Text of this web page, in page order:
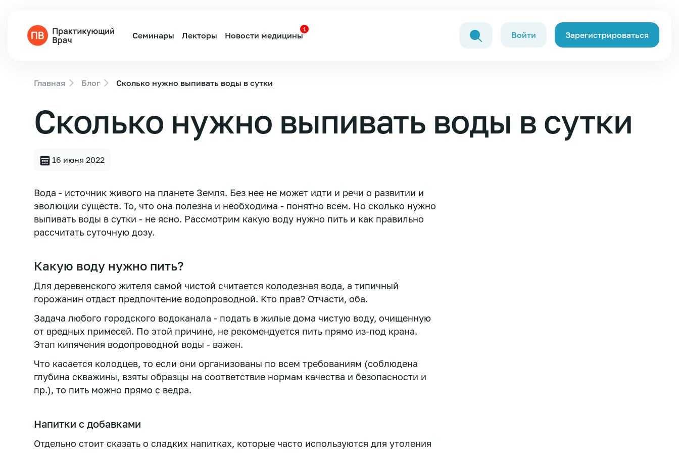
Семинары Лекторы Новости медицины
1
Войти Зарегистрироваться
Главная Блог Сколько нужно выпивать воды в сутки
Сколько нужно выпивать воды в сутки
16 июня 2022
Вода - источник живого на планете Земля. Без нее не может идти и речи о развитии и
эволюции существ. То, что она полезна и необходима - понятно всем. Но сколько нужно
выпивать воды в сутки - не ясно. Рассмотрим какую воду нужно пить и как правильно
рассчитать суточную дозу.
Какую воду нужно пить?
Для деревенского жителя самой чистой считается колодезная вода, а типичный
горожанин отдаст предпочтение водопроводной. Кто прав? Отчасти, оба.
Задача любого городского водоканала - подать в жилые дома чистую воду, очищенную
от вредных примесей. По этой причине, не рекомендуется пить прямо из-под крана.
Этап кипячения водопроводной воды - важен.
Что касается колодцев, то если они организованы по всем требованиям (соблюдена
глубина скважины, взяты образцы на соответствие нормам качества и безопасности и
пр.), то пить можно прямо с ведра.
Напитки с добавками
Отдельно стоит сказать о сладких напитках, которые часто используются для утоления